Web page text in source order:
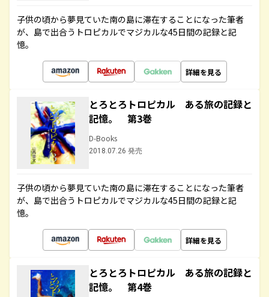
子供の頃から夢見ていた南の島に滞在することになった筆者
が、島で出合うトロピカルでマジカルな45日間の記録と記
憶。
詳細を見る
とろとろトロピカル ある旅の記録と
記憶。 第3巻
D-Books
2018.07.26 発売
子供の頃から夢見ていた南の島に滞在することになった筆者
が、島で出合うトロピカルでマジカルな45日間の記録と記
憶。
詳細を見る
とろとろトロピカル ある旅の記録と
記憶。 第4巻